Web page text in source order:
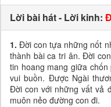
Lời bài hát - Lời kinh:
1.Đời con tựa những nốt
thành bài ca tri ân. Đời
tin hoang mang giữa
vui buồn. Được Ngài
Đời con với những vất vả
muôn nẻo đường con đi.